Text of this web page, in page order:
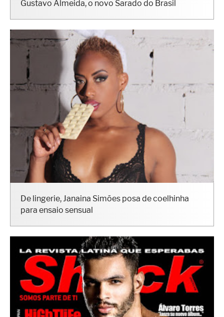
Gustavo Almeida, o novo Sarado do Brasil
De lingerie, Janaina Simões posa de coelhinha
para ensaio sensual